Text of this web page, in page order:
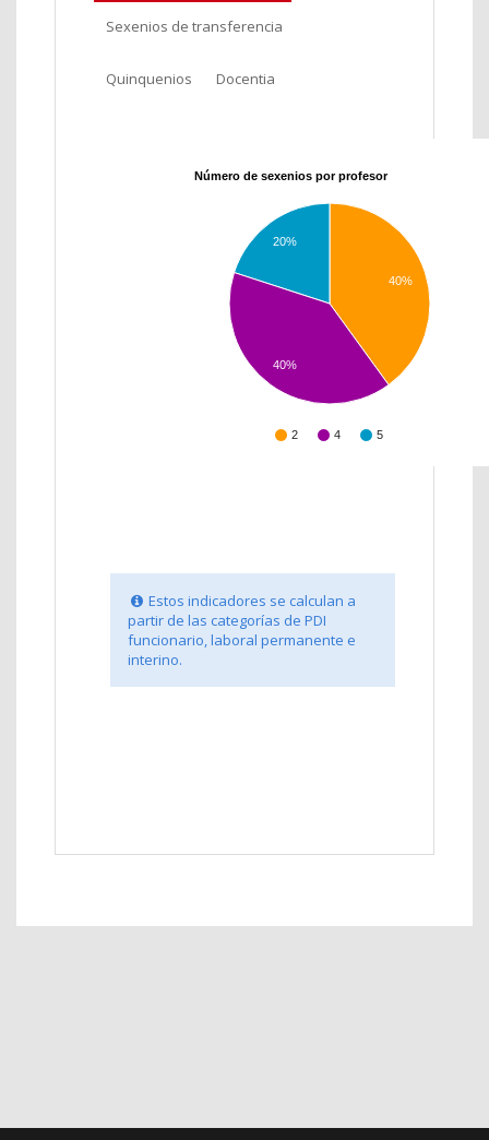
Sexenios de transferencia
Quinquenios Docentia
Número de sexenios por profesor
2 4 5
40%
20%
40%
Estos indicadores se calculan a
partir de las categorías de PDI
funcionario, laboral permanente e
interino.